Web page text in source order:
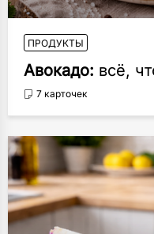
ПРОДУКТЫ
Авокадо: всё,
7 карточек